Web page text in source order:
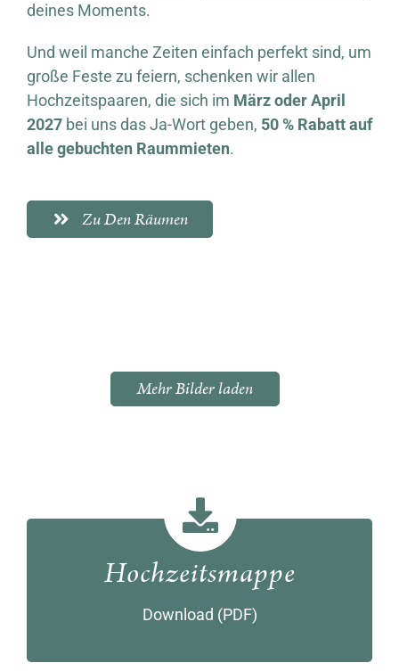
deines Moments.
Und weil manche Zeiten einfach perfekt sind, um
große Feste zu feiern, schenken wir allen
Hochzeitspaaren, die sich im März oder April
2027bei uns das Ja-Wort geben, 50 % Rabatt auf
alle gebuchten Raummieten.
Zu Den Räumen
Mehr Bilder laden
Hochzeitsmappe
Download (PDF)